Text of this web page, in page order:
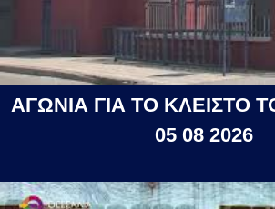
ΑΓΩΝΙΑ ΓΙΑ ΤΟ ΚΛΕΙΣΤΟ
05 08 2026